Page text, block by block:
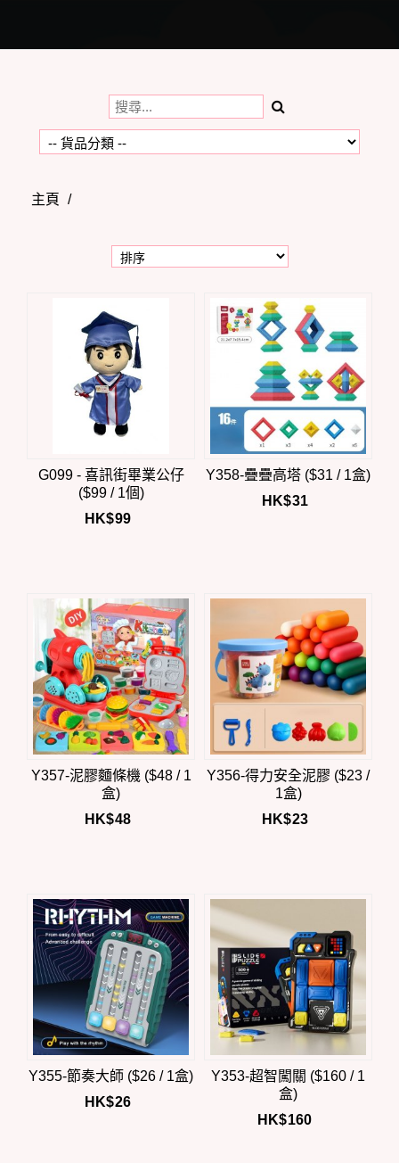
主頁 /
G099 - 喜訊街畢業公仔
($99 / 1個)
HK$99
Y358-疊疊高塔 ($31 / 1盒)
HK$31
Y357-泥膠麵條機 ($48 / 1
盒)
HK$48
Y356-得力安全泥膠 ($23 /
1盒)
HK$23
Y355-節奏大師 ($26 / 1盒)
HK$26
Y353-超智闖關 ($160 / 1
盒)
HK$160